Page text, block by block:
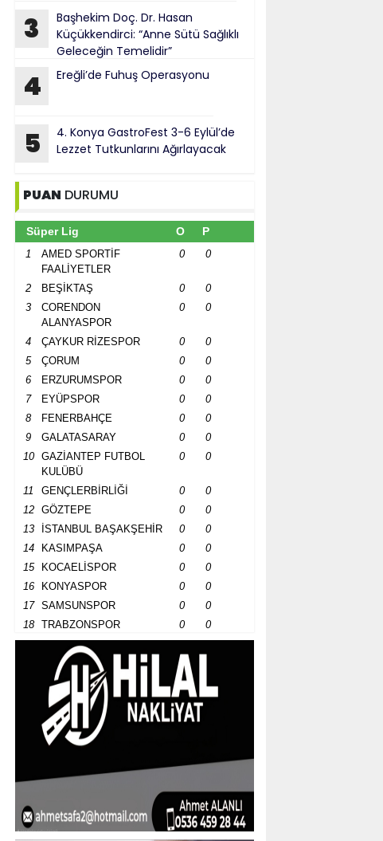
3
Başhekim Doç. Dr. Hasan
Küçükkendirci: “Anne Sütü Sağlıklı
Geleceğin Temelidir”
4 Ereğli’de Fuhuş Operasyonu
5
4. Konya GastroFest 3-6 Eylül’de
Lezzet Tutkunlarını Ağırlayacak
PUAN DURUMU
Süper Lig O P
1
AMED SPORTİF
FAALİYETLER
0 0
2 BEŞİKTAŞ 0
0
3
CORENDON
ALANYASPOR
0 0
4 ÇAYKUR RİZESPOR 0
0
5
ÇORUM 0
0
6
ERZURUMSPOR 0
0
7
EYÜPSPOR 0
0
8
FENERBAHÇE 0
0
9
GALATASARAY 0
0
10
GAZİANTEP FUTBOL
KULÜBÜ
0 0
11 GENÇLERBİRLİĞİ 0
0
12
GÖZTEPE 0
0
13
İSTANBUL BAŞAKŞEHİR 0
0
14
KASIMPAŞA 0
0
15
KOCAELİSPOR 0
0
16
KONYASPOR 0
0
17
SAMSUNSPOR 0
0
18
TRABZONSPOR 0 0